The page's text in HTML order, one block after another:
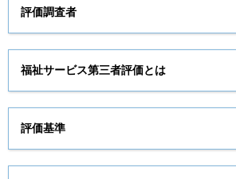
評価調査者
福祉サービス第三者評価とは
評価基準